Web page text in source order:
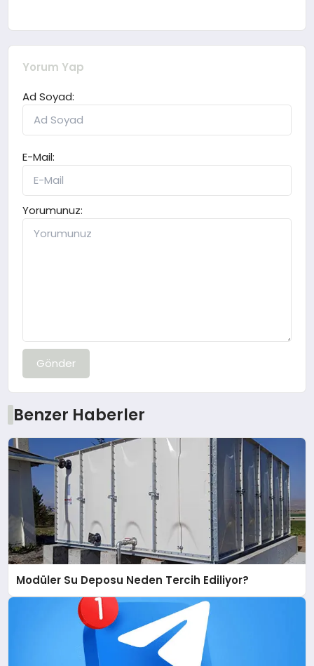
Yorum Yap
Ad Soyad:
E-Mail:
Yorumunuz:
Gönder
Benzer Haberler
Modüler Su Deposu Neden Tercih Ediliyor?